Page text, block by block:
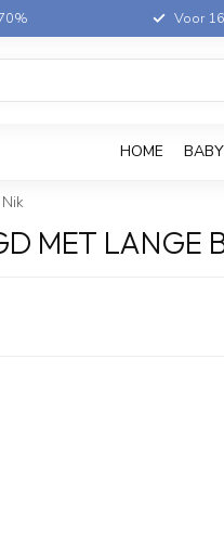
Voor
HOME
MET LANGE